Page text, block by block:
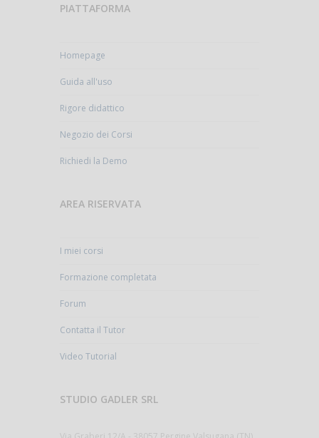
PIATTAFORMA
Homepage
Guida all'uso
Rigore didattico
Negozio dei Corsi
Richiedi la Demo
AREA RISERVATA
I miei corsi
Formazione completata
Forum
Contatta il Tutor
Video Tutorial
STUDIO GADLER SRL